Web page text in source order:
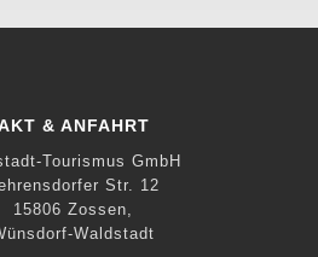
& ANFAHRT
Tourismus GmbH
Str. 12
15806 Zossen,
Waldstadt